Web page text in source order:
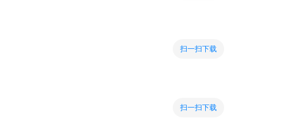
扫一扫下载
扫一扫下载